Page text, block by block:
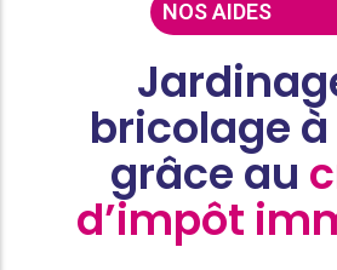
NOS AIDES
bricolage à
grâce au
d’impôt